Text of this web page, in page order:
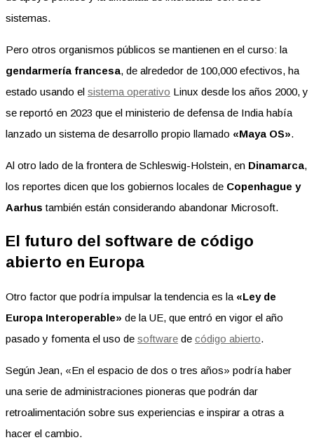
sistemas.
Pero otros organismos públicos se mantienen en el curso: la
gendarmería francesa, de alrededor de 100,000 efectivos, ha
estado usando el sistema operativo Linux desde los años 2000, y
se reportó en 2023 que el ministerio de defensa de India había
lanzado un sistema de desarrollo propio llamado «Maya OS».
Al otro lado de la frontera de Schleswig-Holstein, en Dinamarca,
los reportes dicen que los gobiernos locales de Copenhague y
Aarhus también están considerando abandonar Microsoft.
El futuro del software de código
abierto en Europa
Otro factor que podría impulsar la tendencia es la «Ley de
Europa Interoperable» de la UE, que entró en vigor el año
pasado y fomenta el uso de software de código abierto.
Según Jean, «En el espacio de dos o tres años» podría haber
una serie de administraciones pioneras que podrán dar
retroalimentación sobre sus experiencias e inspirar a otras a
hacer el cambio.